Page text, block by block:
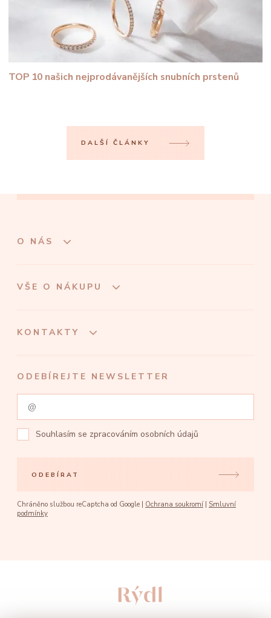
TOP 10 našich nejprodávanějších snubních prstenů
DALŠÍ ČLÁNKY
O NÁS
VŠE O NÁKUPU
KONTAKTY
ODEBÍREJTE NEWSLETTER
Souhlasím se zpracováním osobních údajů
ODEBÍRAT
Chráněno službou reCaptcha od Google | Ochrana soukromí
Smluvní
podmínky